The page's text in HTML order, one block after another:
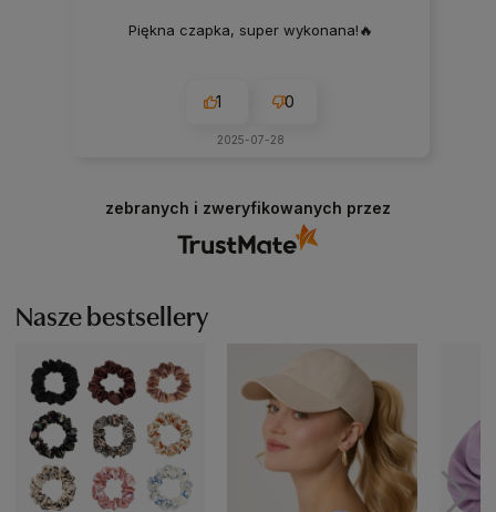
Piękna czapka, super wykonana!🔥
1 0
2025-07-28
zebranych i zweryfikowanych przez
Nasze bestsellery